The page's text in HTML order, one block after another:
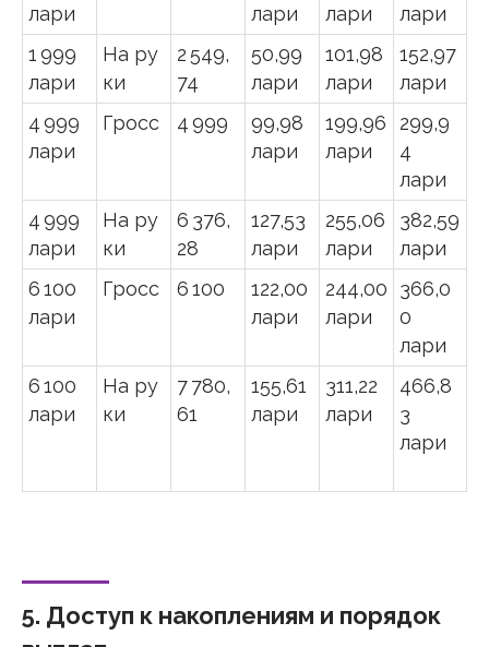
лари
лари
лари
лари
1 999
лари
На ру
ки
2 549,
74
50,99
лари
101,98
лари
152,97
лари
4 999
лари
Гросс 4 999
99,98
лари
199,96
лари
299,9
4
лари
4 999
лари
На ру
ки
6 376,
28
127,53
лари
255,06
лари
382,59
лари
6 100
лари
Гросс 6 100
122,00
лари
244,00
лари
366,0
0
лари
6 100
лари
На ру
ки
7 780,
61
155,61
лари
311,22
лари
466,8
3
лари
5. Доступ к накоплениям и порядок